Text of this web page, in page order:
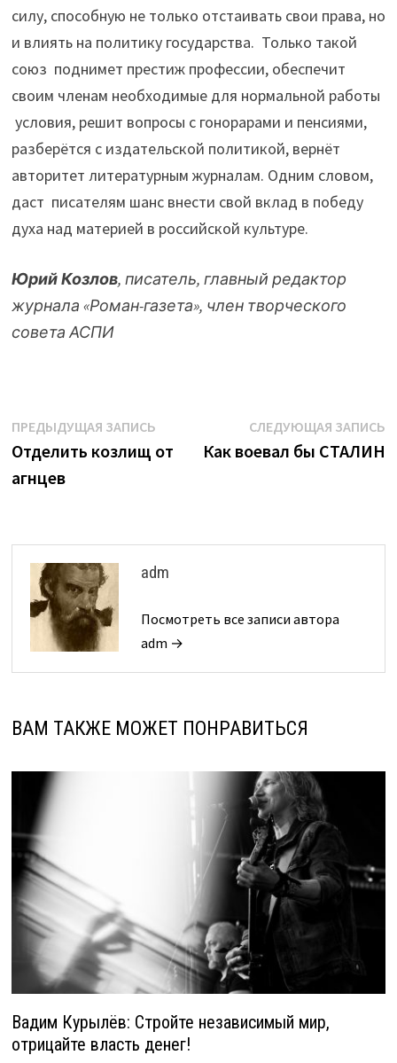
силу, способную не только отстаивать свои права, но
и влиять на политику государства. Только такой
союз поднимет престиж профессии, обеспечит
своим членам необходимые для нормальной работы
условия, решит вопросы с гонорарами и пенсиями,
разберётся с издательской политикой, вернёт
авторитет литературным журналам. Одним словом,
даст писателям шанс внести свой вклад в победу
духа над материей в российской культуре.
Юрий Козлов, писатель, главный редактор
журнала «Роман-газета», член творческого
совета АСПИ
Навигация
по
записям
ПРЕДЫДУЩАЯ ЗАПИСЬПредыдущая
запись:
Отделить козлищ от
агнцев
СЛЕДУЮЩАЯ ЗАПИСЬ
Как воевал бы СТАЛИН
adm
Посмотреть все записи автора
adm →
ВАМ ТАКЖЕ МОЖЕТ ПОНРАВИТЬСЯ
Вадим Курылёв: Стройте независимый мир,
отрицайте власть денег!